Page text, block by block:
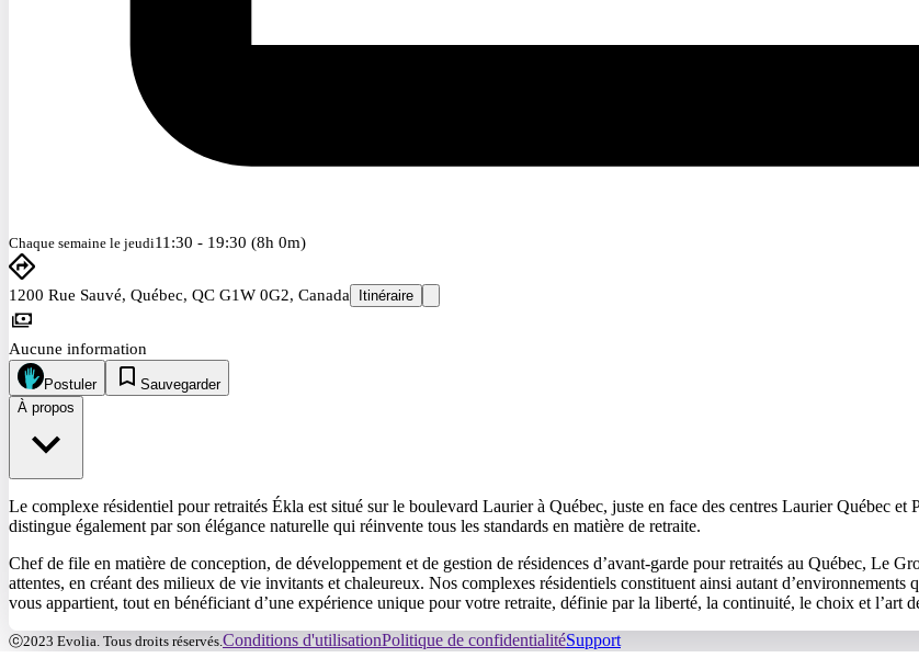
Chaque semaine le jeudi11:30 - 19:30 (8h 0m)
1200 Rue Sauvé, Québec, QC G1W 0G2, Canada Itinéraire
Aucune information
Postuler
Sauvegarder
À propos
Le complexe résidentiel pour retraités Ékla est situé sur le boulevard Laurier à Québec, juste en face des centres Laurier Québec
distingue également par son élégance naturelle qui réinvente tous les standards en matière de retraite.
Chef de file en matière de conception, de développement et de gestion de résidences d’avant-garde pour retraités au Québec, Le
attentes, en créant des milieux de vie invitants et chaleureux. Nos complexes résidentiels constituent ainsi autant
vous appartient, tout en bénéficiant d’une expérience unique pour votre retraite, définie par la liberté, la continuité, le choix et l’art
ⓒ2023 Evolia. Tous droits réservés.Conditions d'utilisationPolitique de confidentialitéSupport